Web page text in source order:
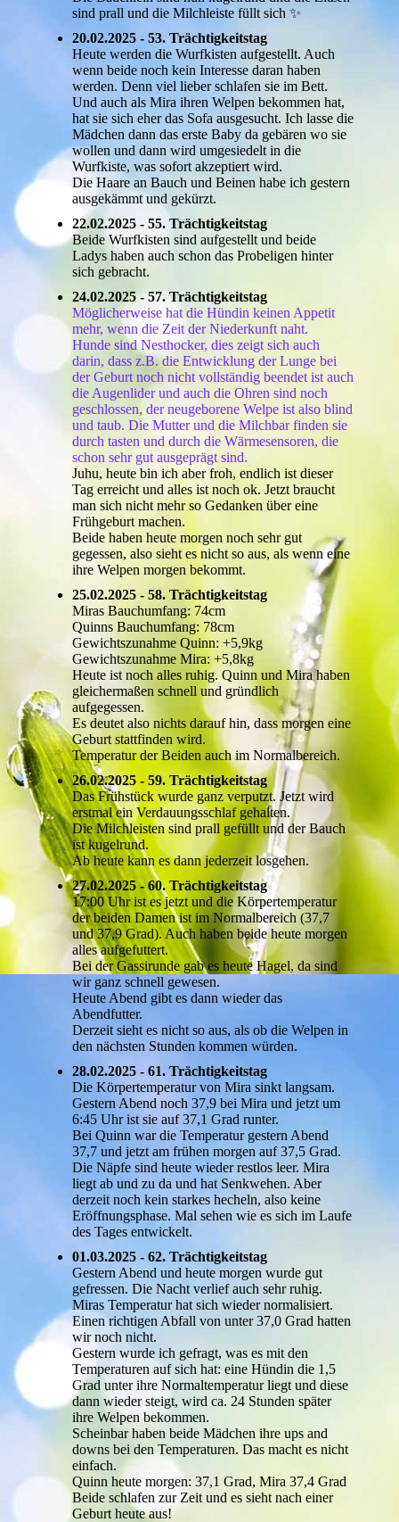
sind prall und die Milchleiste füllt sich ✨
20.02.2025 - 53. Trächtigkeitstag
Heute werden die Wurfkisten aufgestellt. Auch
wenn beide noch kein Interesse daran haben
werden. Denn viel lieber schlafen sie im Bett.
Und auch als Mira ihren Welpen bekommen hat,
hat sie sich eher das Sofa ausgesucht. Ich lasse die
Mädchen dann das erste Baby da gebären wo sie
wollen und dann wird umgesiedelt in die
Wurfkiste, was sofort akzeptiert wird.
Die Haare an Bauch und Beinen habe ich gestern
ausgekämmt und gekürzt.
22.02.2025 - 55. Trächtigkeitstag
Beide Wurfkisten sind aufgestellt und beide
Ladys haben auch schon das Probeligen hinter
sich gebracht.
24.02.2025 - 57. Trächtigkeitstag
Möglicherweise hat die Hündin keinen Appetit
mehr, wenn die Zeit der Niederkunft naht.
Hunde sind Nesthocker, dies zeigt sich auch
darin, dass z.B. die Entwicklung der Lunge bei
der Geburt noch nicht vollständig beendet ist auch
die Augenlider und auch die Ohren sind noch
geschlossen, der neugeborene Welpe ist also blind
und taub. Die Mutter und die Milchbar finden sie
durch tasten und durch die Wärmesensoren, die
schon sehr gut ausgeprägt sind.
Juhu, heute bin ich aber froh, endlich ist dieser
Tag erreicht und alles ist noch ok. Jetzt braucht
man sich nicht mehr so Gedanken über eine
Frühgeburt machen.
Beide haben heute morgen noch sehr gut
gegessen, also sieht es nicht so aus, als wenn eine
ihre Welpen morgen bekommt.
25.02.2025 - 58. Trächtigkeitstag
Miras Bauchumfang: 74cm
Quinns Bauchumfang: 78cm
Gewichtszunahme Quinn: +5,9kg
Gewichtszunahme Mira: +5,8kg
Heute ist noch alles ruhig. Quinn und Mira haben
gleichermaßen schnell und gründlich
aufgegessen.
Es deutet also nichts darauf hin, dass morgen eine
Geburt stattfinden wird.
Temperatur der Beiden auch im Normalbereich.
26.02.2025 - 59. Trächtigkeitstag
Das Frühstück wurde ganz verputzt. Jetzt wird
erstmal ein Verdauungsschlaf gehalten.
Die Milchleisten sind prall gefüllt und der Bauch
ist kugelrund.
Ab heute kann es dann jederzeit losgehen.
27.02.2025 - 60. Trächtigkeitstag
17:00 Uhr ist es jetzt und die Körpertemperatur
der beiden Damen ist im Normalbereich (37,7
und 37,9 Grad). Auch haben beide heute morgen
alles aufgefuttert.
Bei der Gassirunde gab es heute Hagel, da sind
wir ganz schnell gewesen.
Heute Abend gibt es dann wieder das
Abendfutter.
Derzeit sieht es nicht so aus, als ob die Welpen in
den nächsten Stunden kommen würden.
28.02.2025 - 61. Trächtigkeitstag
Die Körpertemperatur von Mira sinkt langsam.
Gestern Abend noch 37,9 bei Mira und jetzt um
6:45 Uhr ist sie auf 37,1 Grad runter.
Bei Quinn war die Temperatur gestern Abend
37,7 und jetzt am frühen morgen auf 37,5 Grad.
Die Näpfe sind heute wieder restlos leer. Mira
liegt ab und zu da und hat Senkwehen. Aber
derzeit noch kein starkes hecheln, also keine
Eröffnungsphase. Mal sehen wie es sich im Laufe
des Tages entwickelt.
01.03.2025 - 62. Trächtigkeitstag
Gestern Abend und heute morgen wurde gut
gefressen. Die Nacht verlief auch sehr ruhig.
Miras Temperatur hat sich wieder normalisiert.
Einen richtigen Abfall von unter 37,0 Grad hatten
wir noch nicht.
Gestern wurde ich gefragt, was es mit den
Temperaturen auf sich hat: eine Hündin die 1,5
Grad unter ihre Normaltemperatur liegt und diese
dann wieder steigt, wird ca. 24 Stunden später
ihre Welpen bekommen.
Scheinbar haben beide Mädchen ihre ups and
downs bei den Temperaturen. Das macht es nicht
einfach.
Quinn heute morgen: 37,1 Grad, Mira 37,4 Grad
Beide schlafen zur Zeit und es sieht nach einer
Geburt heute aus!